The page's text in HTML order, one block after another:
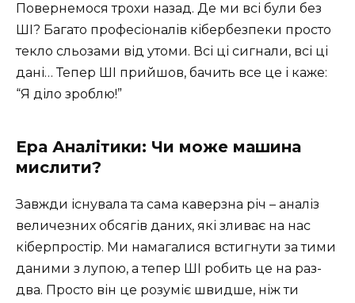
Повернемося трохи назад. Де ми всі були без
ШІ? Багато професіоналів кібербезпеки просто
текло сльозами від утоми. Всі ці сигнали, всі ці
дані… Тепер ШІ прийшов, бачить все це і каже:
“Я діло зроблю!”
Ера Аналітики: Чи може машина
мислити?
Завжди існувала та сама каверзна річ – аналіз
величезних обсягів даних, які зливає на нас
кіберпростір. Ми намагалися встигнути за тими
даними з лупою, а тепер ШІ робить це на раз-
два. Просто він це розуміє швидше, ніж ти